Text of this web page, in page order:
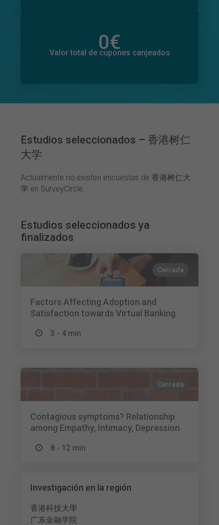
0€
Valor total de cupones canjeados
0€
Valor total de donaciones
Estudios seleccionados – 香港树仁
大学
Actualmente no existen encuestas de 香港树仁大
学 en SurveyCircle.
Estudios seleccionados ya
finalizados
Cerrada
Factors Affecting Adoption and
Satisfaction towards Virtual Banking
3 - 4 min
Cerrada
Contagious symptoms? Relationship
among Empathy, Intimacy, Depression
8 - 12 min
Investigación en la región
香港科技大學
广东金融学院